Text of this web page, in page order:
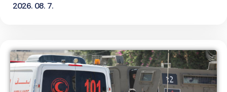
2026. 08. 7.